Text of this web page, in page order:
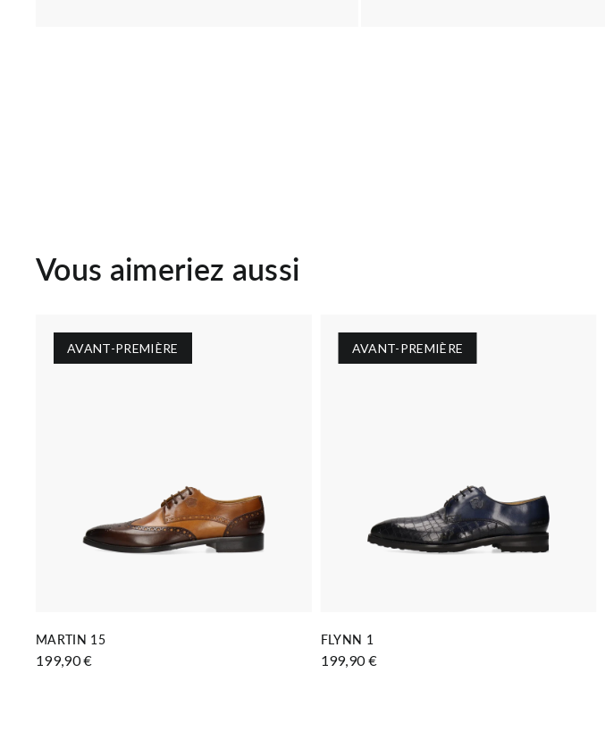
Vous aimeriez aussi
AVANT-PREMIÈRE
MARTIN 15
199,90 €
AVANT-PREMIÈRE
FLYNN 1
199,90 €